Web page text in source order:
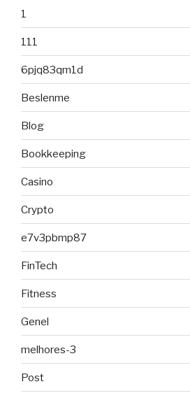
1
111
6pjq83qm1d
Beslenme
Blog
Bookkeeping
Casino
Crypto
e7v3pbmp87
FinTech
Fitness
Genel
melhores-3
Post